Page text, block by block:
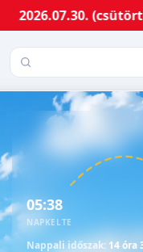
(csütörtök) 00:00
Település keresése
05:38
NAPKELTE
Nappali időszak: 14 óra